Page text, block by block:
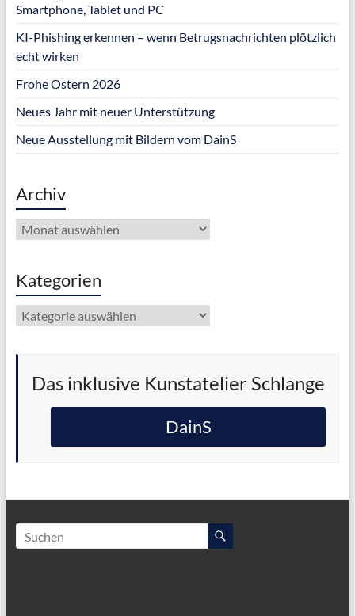
Smartphone, Tablet und PC
KI-Phishing erkennen – wenn Betrugsnachrichten plötzlich
echt wirken
Frohe Ostern 2026
Neues Jahr mit neuer Unterstützung
Neue Ausstellung mit Bildern vom DainS
Archiv
Archiv
Kategorien
Kategorien
Das inklusive Kunstatelier Schlange
DainS